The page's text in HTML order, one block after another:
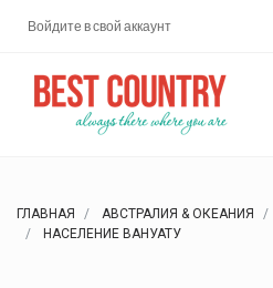
Войдите в свой аккаунт
ГЛАВНАЯ АВСТРАЛИЯ & ОКЕАНИЯ
НАСЕЛЕНИЕ ВАНУАТУ